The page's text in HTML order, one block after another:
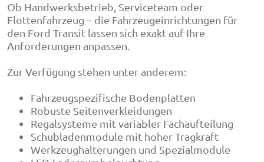
Ob Handwerksbetrieb, Serviceteam oder
Flottenfahrzeug – die Fahrzeugeinrichtungen für
den Ford Transit lassen sich exakt auf Ihre
Anforderungen anpassen.
Zur Verfügung stehen unter anderem:
Fahrzeugspezifische Bodenplatten
Robuste Seitenverkleidungen
Regalsysteme mit variabler Fachaufteilung
Schubladenmodule mit hoher Tragkraft
Werkzeughalterungen und Spezialmodule